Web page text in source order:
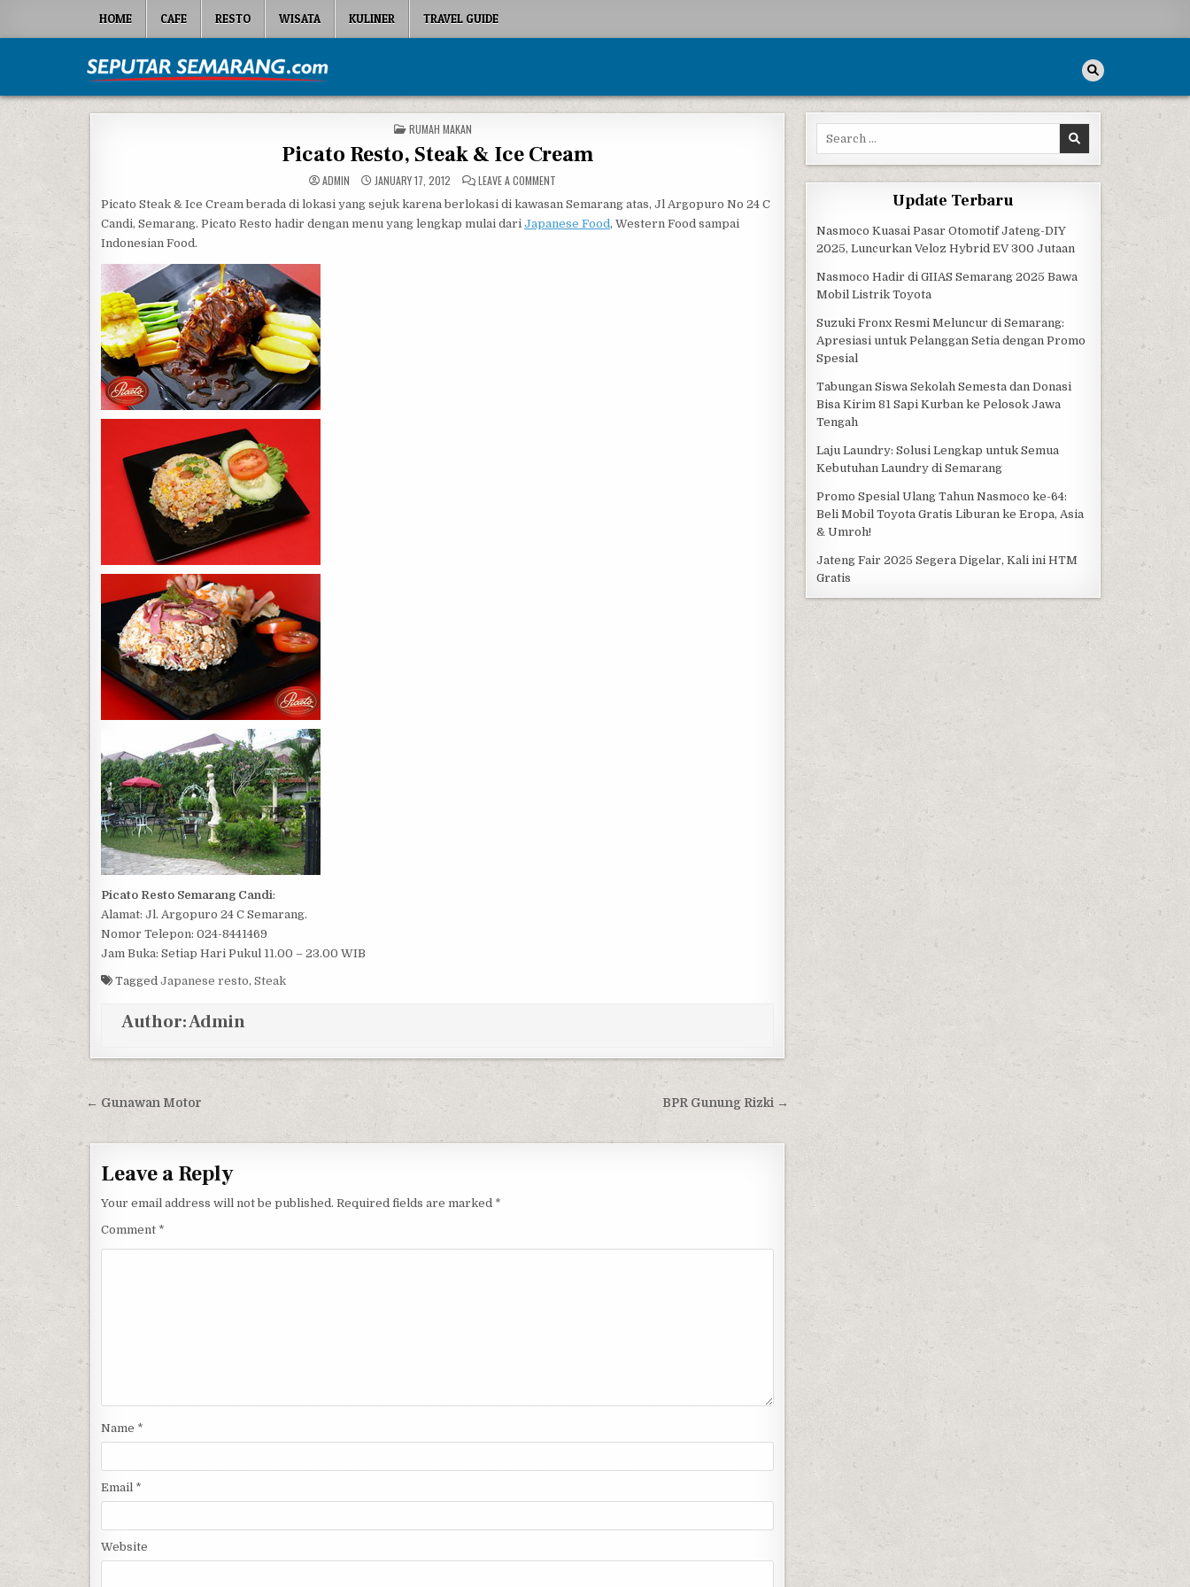
HOME CAFE RESTO WISATA KULINER TRAVEL GUIDE
Seputar Semarang
POSTED IN
RUMAH MAKAN
Picato Resto, Steak & Ice Cream
ADMIN JANUARY 17, 2012 LEAVE A COMMENT
Picato Steak & Ice Cream berada di lokasi yang sejuk karena berlokasi di kawasan Semarang atas, Jl Argopuro No 24 C
Candi, Semarang. Picato Resto hadir dengan menu yang lengkap mulai dari Japanese Food, Western Food sampai
Indonesian Food.
Picato Resto Semarang Candi:
Alamat: Jl. Argopuro 24 C Semarang.
Nomor Telepon: 024-8441469
Jam Buka: Setiap Hari Pukul 11.00 – 23.00 WIB
Tagged Japanese resto, Steak
Author:Admin
Post navigation BPR Gunung Rizki →
← Gunawan Motor
Leave a Reply
Your email address will not be published. Required fields are marked *
Comment *
Name *
Email *
Website
Search for:
Update Terbaru
Nasmoco Kuasai Pasar Otomotif Jateng-DIY
2025, Luncurkan Veloz Hybrid EV 300 Jutaan
Nasmoco Hadir di GIIAS Semarang 2025 Bawa
Mobil Listrik Toyota
Suzuki Fronx Resmi Meluncur di Semarang:
Apresiasi untuk Pelanggan Setia dengan Promo
Spesial
Tabungan Siswa Sekolah Semesta dan Donasi
Bisa Kirim 81 Sapi Kurban ke Pelosok Jawa
Tengah
Laju Laundry: Solusi Lengkap untuk Semua
Kebutuhan Laundry di Semarang
Promo Spesial Ulang Tahun Nasmoco ke-64:
Beli Mobil Toyota Gratis Liburan ke Eropa, Asia
& Umroh!
Jateng Fair 2025 Segera Digelar, Kali ini HTM
Gratis